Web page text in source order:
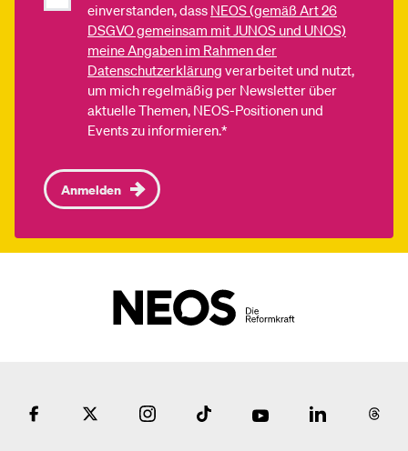
einverstanden, dass NEOS (gemäß Art 26
DSGVO gemeinsam mit JUNOS und UNOS)
meine Angaben im Rahmen der
Datenschutzerklärung verarbeitet und nutzt,
um mich regelmäßig per Newsletter über
aktuelle Themen, NEOS-Positionen und
Events zu informieren.*
Anmelden